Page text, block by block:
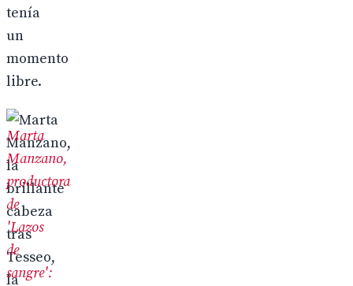
tenía
un
momento
libre.
Marta
Manzano,
productora
de
'Lazos
de
sangre':